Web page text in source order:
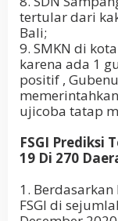
tertular dari
Bali;
9. SMKN di
karena ada 1
positif ,
ujicoba tatap
FSGI Prediksi
19 Di 270
1.
FSGI di